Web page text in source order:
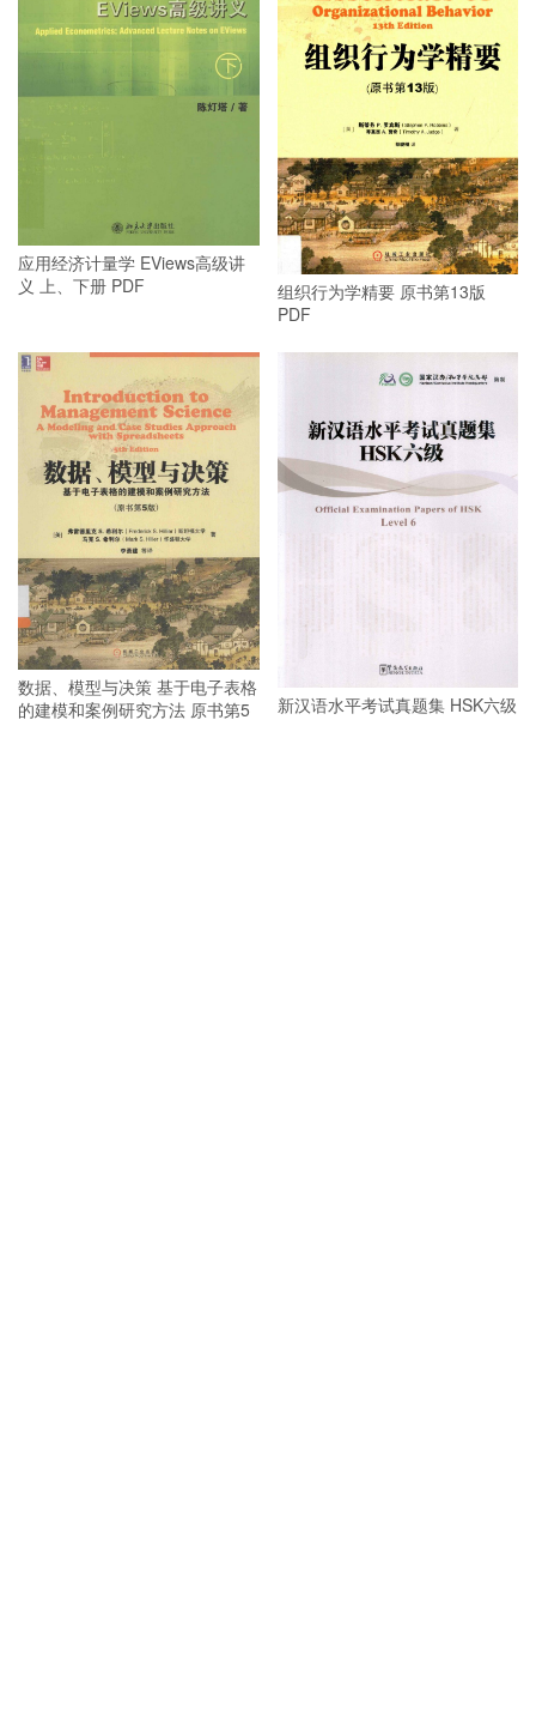
应用经济计量学 EViews高级讲
义 上、下册 PDF
组织行为学精要 原书第13版
PDF
数据、模型与决策 基于电子表格
的建模和案例研究方法 原书第5
新汉语水平考试真题集 HSK六级